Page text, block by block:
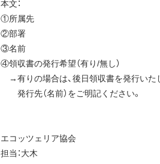
本文：
①所属先
②部署
③名前
④領収書の発行希望（有り/無し）
→有りの場合は、後日領収書を発行いた
発行先（名前）をご明記ください。
エコッツェリア協会
担当：大木